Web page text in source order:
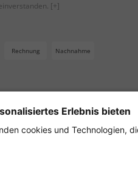
[+]
Rechnung Nachnahme